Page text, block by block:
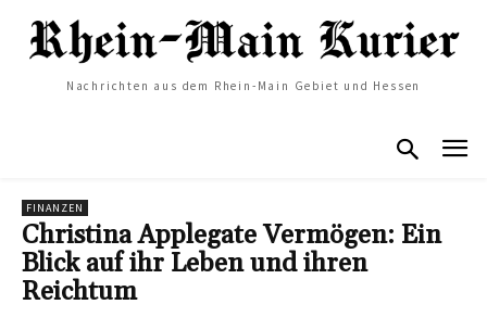
Nachrichten aus dem Rhein-Main Gebiet und Hessen
FINANZEN
Christina Applegate Vermögen: Ein
Blick auf ihr Leben und ihren
Reichtum